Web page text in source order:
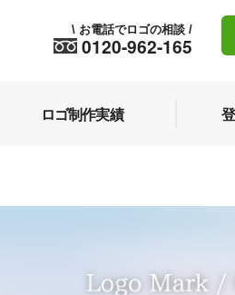
0120-962-165
\ お電話でロゴの相談 /
ロゴ制作実績